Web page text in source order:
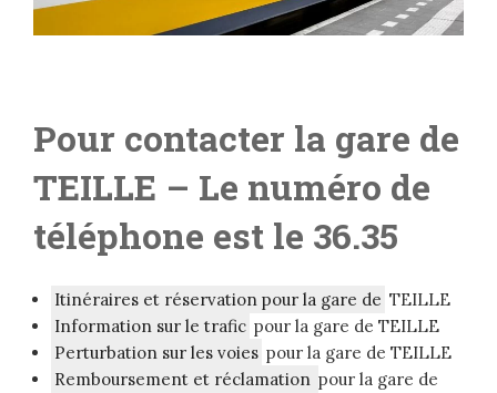
Pour contacter la gare de
TEILLE – Le numéro de
téléphone est le 36.35
Itinéraires et réservation pour la gare de TEILLE
Information sur le trafic pour la gare de TEILLE
Perturbation sur les voies pour la gare de TEILLE
Remboursement et réclamation pour la gare de